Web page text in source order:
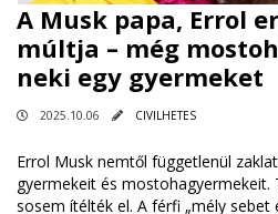
A Musk papa, Errol
múltja – még
neki egy gyermeket
2025.10.06 CIVILHETES
Errol Musk nemtől függetlenül
gyermekeit és mostohagyermekeit.
sosem ítélték el. A férfi „mély